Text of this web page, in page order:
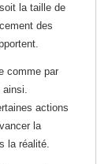
la taille de
des
comme par
actions
la
la réalité.